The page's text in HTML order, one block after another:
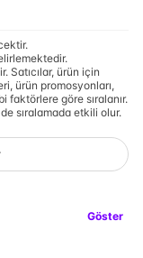
Satıcılar, ürün için
ürün promosyonları,
faktörlere göre sıralanır.
sıralamada etkili olur.
Göster